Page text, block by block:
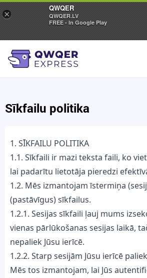
Sīkfailu politika
1. SĪKFAILU POLITIKA
1.1. Sīkfaili ir mazi teksta faili, ko
lai padarītu lietotāja pieredzi
1.2. Mēs izmantojam īstermiņa
(pastāvīgus) sīkfailus.
1.2.1. Sesijas sīkfaili ļauj mums
vienas pārlūkošanas sesijas laikā,
nepaliek Jūsu ierīcē.
1.2.2. Starp sesijām Jūsu ierīcē
Mēs tos izmantojam, lai Jūs
×
QWQER
QWQER.LV
FREE - In Google Play